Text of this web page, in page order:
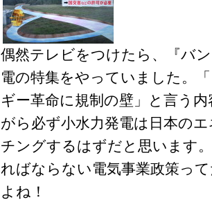
偶然テレビをつけたら、『バ
電の特集をやっていました。
ギー革命に規制の壁」と言う
がら必ず小水力発電は日本の
チングするはずだと思います
ればならない電気事業政策っ
よね！